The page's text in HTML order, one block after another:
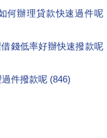
何辦理貸款快速過件呢
錢低率好辦快速撥款呢
件撥款呢 (846)